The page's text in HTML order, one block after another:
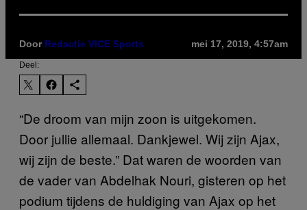
Door Redactie VICE Sports mei 17, 2019, 4:57am
Deel:
“De droom van mijn zoon is uitgekomen.
Door jullie allemaal. Dankjewel. Wij zijn Ajax,
wij zijn de beste.” Dat waren de woorden van
de vader van Abdelhak Nouri, gisteren op het
podium tijdens de huldiging van Ajax op het